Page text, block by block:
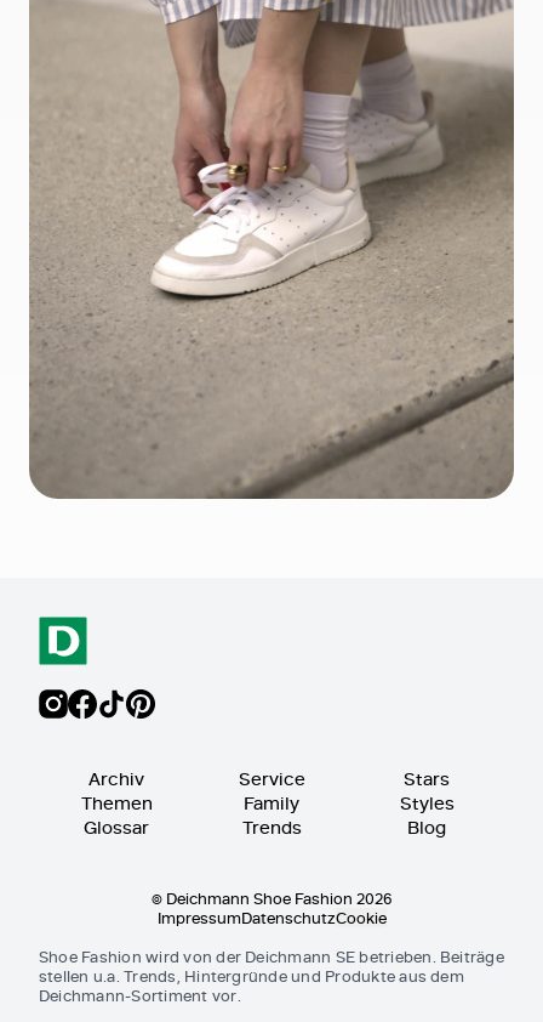
Archiv
Themen
Glossar
Service
Family
Trends
Stars
Styles
Blog
© Deichmann Shoe Fashion 2026
ImpressumDatenschutzCookie
Shoe Fashion wird von der Deichmann SE betrieben. Beiträge
stellen u.a. Trends, Hintergründe und Produkte aus dem
Deichmann-Sortiment vor.